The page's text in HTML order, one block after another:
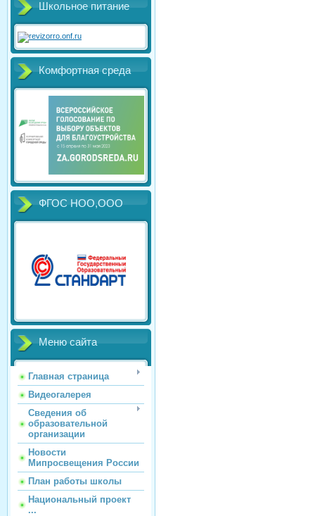
Школьное питание
Комфортная среда
ФГОС НОО,ООО
Меню сайта
Главная страница
Видеогалерея
Сведения об
образовательной
организации
Новости
Мипросвещения России
План работы школы
Национальный проект
...